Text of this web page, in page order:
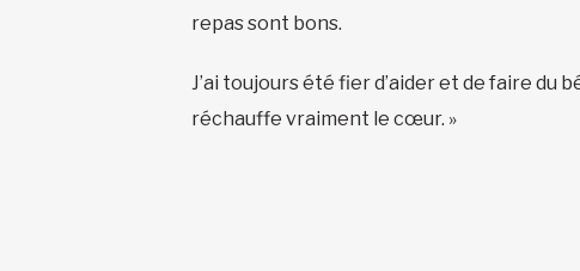
repas sont bons.
J’ai toujours été fier d’aider et de faire du
réchauffe vraiment le cœur. »